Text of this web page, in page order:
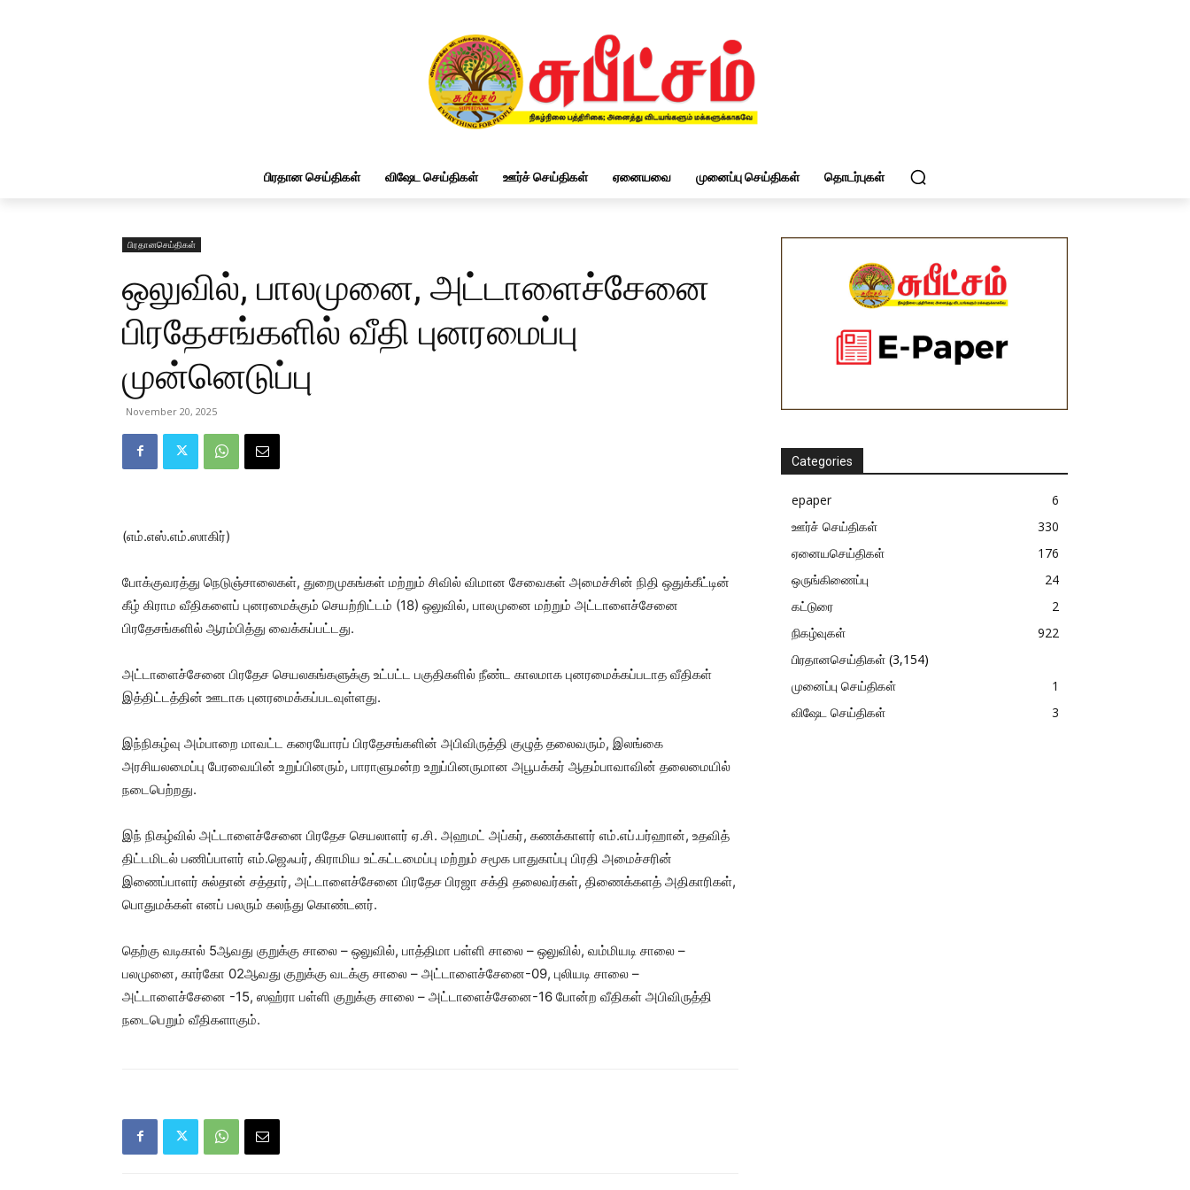
பிரதான செய்திகள் விஷேட செய்திகள் ஊர்ச் செய்திகள் ஏனையவை முனைப்பு செய்திகள் தொடர்புகள்
பிரதானசெய்திகள்
ஒலுவில், பாலமுனை, அட்டாளைச்சேனை
பிரதேசங்களில் வீதி புனரமைப்பு
முன்னெடுப்பு
November 20, 2025
(எம்.எஸ்.எம்.ஸாகிர்)
போக்குவரத்து நெடுஞ்சாலைகள், துறைமுகங்கள் மற்றும் சிவில் விமான சேவைகள் அமைச்சின் நிதி ஒதுக்கீட்டின்
கீழ் கிராம வீதிகளைப் புனரமைக்கும் செயற்றிட்டம் (18) ஒலுவில், பாலமுனை மற்றும் அட்டாளைச்சேனை
பிரதேசங்களில் ஆரம்பித்து வைக்கப்பட்டது.
அட்டாளைச்சேனை பிரதேச செயலகங்களுக்கு உட்பட்ட பகுதிகளில் நீண்ட காலமாக புனரமைக்கப்படாத வீதிகள்
இத்திட்டத்தின் ஊடாக புனரமைக்கப்படவுள்ளது.
இந்நிகழ்வு அம்பாறை மாவட்ட கரையோரப் பிரதேசங்களின் அபிவிருத்தி குழுத் தலைவரும், இலங்கை
அரசியலமைப்பு பேரவையின் உறுப்பினரும், பாராளுமன்ற உறுப்பினருமான அபூபக்கர் ஆதம்பாவாவின் தலைமையில்
நடைபெற்றது.
இந் நிகழ்வில் அட்டாளைச்சேனை பிரதேச செயலாளர் ஏ.சி. அஹமட் அப்கர், கணக்காளர் எம்.எப்.பர்ஹான், உதவித்
திட்டமிடல் பணிப்பாளர் எம்.ஜெஃபர், கிராமிய உட்கட்டமைப்பு மற்றும் சமூக பாதுகாப்பு பிரதி அமைச்சரின்
இணைப்பாளர் சுல்தான் சத்தார், அட்டாளைச்சேனை பிரதேச பிரஜா சக்தி தலைவர்கள், திணைக்களத் அதிகாரிகள்,
பொதுமக்கள் எனப் பலரும் கலந்து கொண்டனர்.
தெற்கு வடிகால் 5ஆவது குறுக்கு சாலை – ஒலுவில், பாத்திமா பள்ளி சாலை – ஒலுவில், வம்மியடி சாலை –
பலமுனை, கார்கோ 02ஆவது குறுக்கு வடக்கு சாலை – அட்டாளைச்சேனை-09, புலியடி சாலை –
அட்டாளைச்சேனை -15, ஸஹ்ரா பள்ளி குறுக்கு சாலை – அட்டாளைச்சேனை-16 போன்ற வீதிகள் அபிவிருத்தி
நடைபெறும் வீதிகளாகும்.
Categories
epaper
6
ஊர்ச் செய்திகள்
330
ஏனையசெய்திகள்
176
ஒருங்கிணைப்பு
24
கட்டுரை
2
நிகழ்வுகள்
922
பிரதானசெய்திகள் (3,154)
முனைப்பு செய்திகள்
1
விஷேட செய்திகள்
3